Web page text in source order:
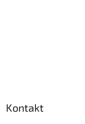
Kontakt